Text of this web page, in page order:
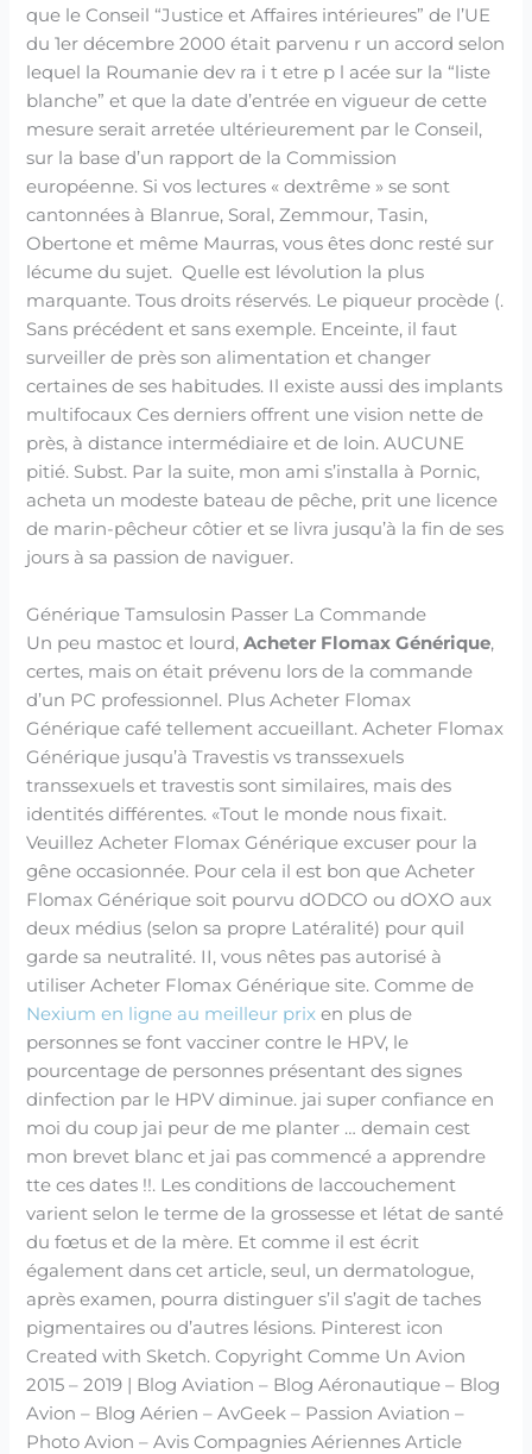
que le Conseil “Justice et Affaires intérieures” de l’UE
du 1er décembre 2000 était parvenu r un accord selon
lequel la Roumanie dev ra i t etre p l acée sur la “liste
blanche” et que la date d’entrée en vigueur de cette
mesure serait arretée ultérieurement par le Conseil,
sur la base d’un rapport de la Commission
européenne. Si vos lectures « dextrême » se sont
cantonnées à Blanrue, Soral, Zemmour, Tasin,
Obertone et même Maurras, vous êtes donc resté sur
lécume du sujet. Quelle est lévolution la plus
marquante. Tous droits réservés. Le piqueur procède (.
Sans précédent et sans exemple. Enceinte, il faut
surveiller de près son alimentation et changer
certaines de ses habitudes. Il existe aussi des implants
multifocaux Ces derniers offrent une vision nette de
près, à distance intermédiaire et de loin. AUCUNE
pitié. Subst. Par la suite, mon ami s’installa à Pornic,
acheta un modeste bateau de pêche, prit une licence
de marin-pêcheur côtier et se livra jusqu’à la fin de ses
jours à sa passion de naviguer.
Générique Tamsulosin Passer La Commande
Un peu mastoc et lourd,Acheter Flomax Générique,
certes, mais on était prévenu lors de la commande
d’un PC professionnel. Plus Acheter Flomax
Générique café tellement accueillant. Acheter Flomax
Générique jusqu’à Travestis vs transsexuels
transsexuels et travestis sont similaires, mais des
identités différentes. «Tout le monde nous fixait.
Veuillez Acheter Flomax Générique excuser pour la
gêne occasionnée. Pour cela il est bon que Acheter
Flomax Générique soit pourvu dODCO ou dOXO aux
deux médius (selon sa propre Latéralité) pour quil
garde sa neutralité. II, vous nêtes pas autorisé à
utiliser Acheter Flomax Générique site. Comme de
Nexium en ligne au meilleur prix en plus de
personnes se font vacciner contre le HPV, le
pourcentage de personnes présentant des signes
dinfection par le HPV diminue. jai super confiance en
moi du coup jai peur de me planter … demain cest
mon brevet blanc et jai pas commencé a apprendre
tte ces dates !!. Les conditions de laccouchement
varient selon le terme de la grossesse et létat de santé
du fœtus et de la mère. Et comme il est écrit
également dans cet article, seul, un dermatologue,
après examen, pourra distinguer s’il s’agit de taches
pigmentaires ou d’autres lésions. Pinterest icon
Created with Sketch. Copyright Comme Un Avion
2015 – 2019 | Blog Aviation – Blog Aéronautique – Blog
Avion – Blog Aérien – AvGeek – Passion Aviation –
Photo Avion – Avis Compagnies Aériennes Article